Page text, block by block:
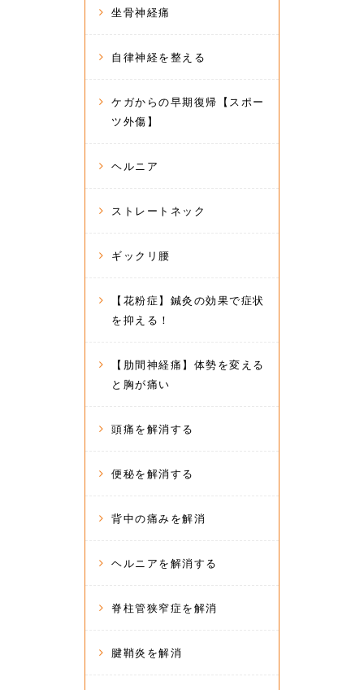
坐骨神経痛
自律神経を整える
ケガからの早期復帰【スポー
ツ外傷】
ヘルニア
ストレートネック
ギックリ腰
【花粉症】鍼灸の効果で症状
を抑える！
【肋間神経痛】体勢を変える
と胸が痛い
頭痛を解消する
便秘を解消する
背中の痛みを解消
ヘルニアを解消する
脊柱管狭窄症を解消
腱鞘炎を解消